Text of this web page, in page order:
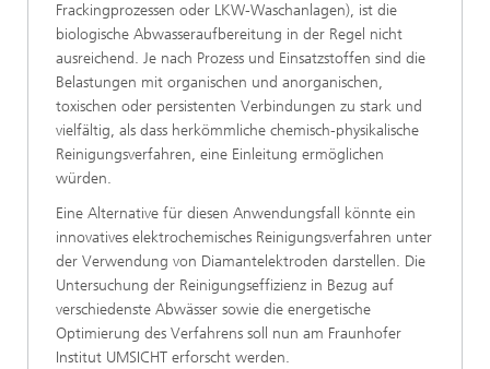
Frackingprozessen oder LKW-Waschanlagen), ist die
biologische Abwasseraufbereitung in der Regel nicht
ausreichend. Je nach Prozess und Einsatzstoffen sind die
Belastungen mit organischen und anorganischen,
toxischen oder persistenten Verbindungen zu stark und
vielfältig, als dass herkömmliche chemisch-physikalische
Reinigungsverfahren, eine Einleitung ermöglichen
würden.
Eine Alternative für diesen Anwendungsfall könnte ein
innovatives elektrochemisches Reinigungsverfahren unter
der Verwendung von Diamantelektroden darstellen. Die
Untersuchung der Reinigungseffizienz in Bezug auf
verschiedenste Abwässer sowie die energetische
Optimierung des Verfahrens soll nun am Fraunhofer
Institut UMSICHT erforscht werden.